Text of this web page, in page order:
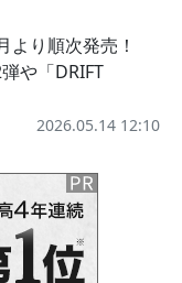
より順次発売！
や「DRIFT
2026.05.14 12:10